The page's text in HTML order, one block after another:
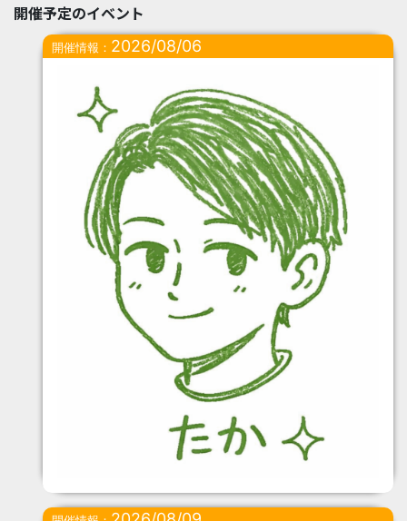
開催予定のイベント
開催情報： 2026/08/06